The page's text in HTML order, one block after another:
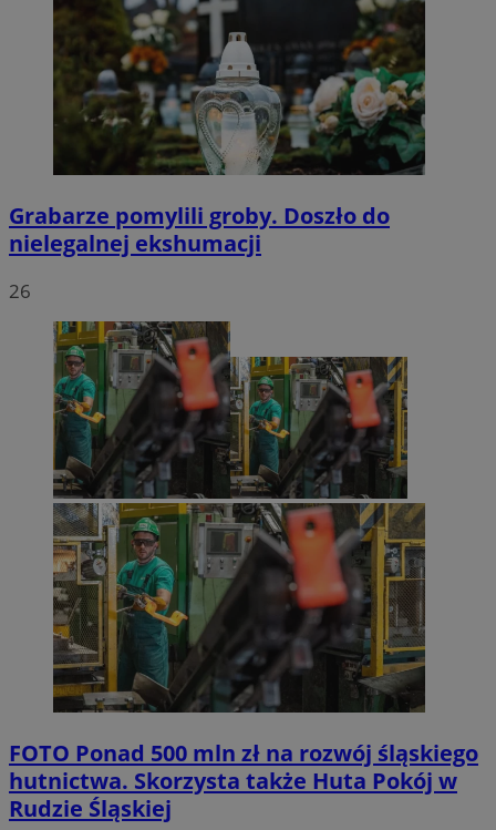
Grabarze pomylili groby. Doszło do
nielegalnej ekshumacji
26
FOTO Ponad 500 mln zł na rozwój śląskiego
hutnictwa. Skorzysta także Huta Pokój w
Rudzie Śląskiej